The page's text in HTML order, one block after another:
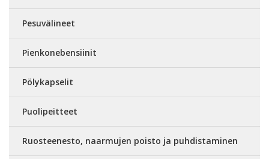
Pesuvälineet
Pienkonebensiinit
Pölykapselit
Puolipeitteet
Ruosteenesto, naarmujen poisto ja puhdistaminen